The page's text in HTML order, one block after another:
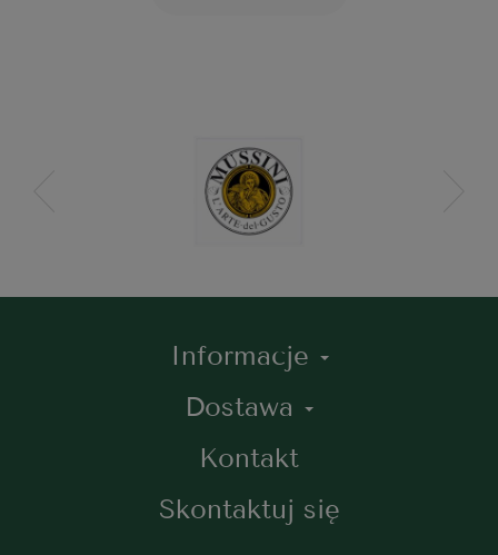
Informacje
Dostawa
Kontakt
Skontaktuj się